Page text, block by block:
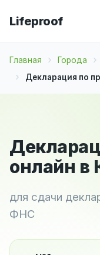
Lifeproof
Главная Города
Декларация по
онлайн в
для сдачи
ФНС